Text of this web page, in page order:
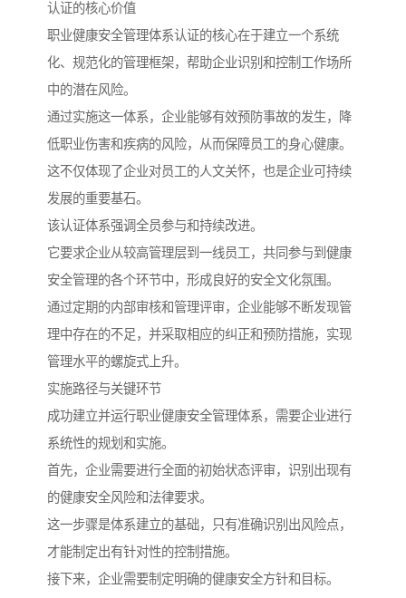
认证的核心价值
职业健康安全管理体系认证的核心在于建立一个系统
化、规范化的管理框架，帮助企业识别和控制工作场所
中的潜在风险。
通过实施这一体系，企业能够有效预防事故的发生，降
低职业伤害和疾病的风险，从而保障员工的身心健康。
这不仅体现了企业对员工的人文关怀，也是企业可持续
发展的重要基石。
该认证体系强调全员参与和持续改进。
它要求企业从较高管理层到一线员工，共同参与到健康
安全管理的各个环节中，形成良好的安全文化氛围。
通过定期的内部审核和管理评审，企业能够不断发现管
理中存在的不足，并采取相应的纠正和预防措施，实现
管理水平的螺旋式上升。
实施路径与关键环节
成功建立并运行职业健康安全管理体系，需要企业进行
系统性的规划和实施。
首先，企业需要进行全面的初始状态评审，识别出现有
的健康安全风险和法律要求。
这一步骤是体系建立的基础，只有准确识别出风险点，
才能制定出有针对性的控制措施。
接下来，企业需要制定明确的健康安全方针和目标。